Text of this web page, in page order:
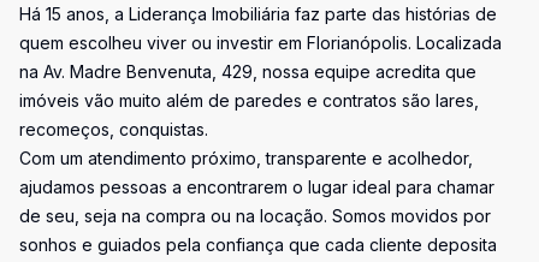
Há 15 anos, a Liderança Imobiliária faz parte das histórias de
quem escolheu viver ou investir em Florianópolis. Localizada
na Av. Madre Benvenuta, 429, nossa equipe acredita que
imóveis vão muito além de paredes e contratos são lares,
recomeços, conquistas.
Com um atendimento próximo, transparente e acolhedor,
ajudamos pessoas a encontrarem o lugar ideal para chamar
de seu, seja na compra ou na locação. Somos movidos por
sonhos e guiados pela confiança que cada cliente deposita